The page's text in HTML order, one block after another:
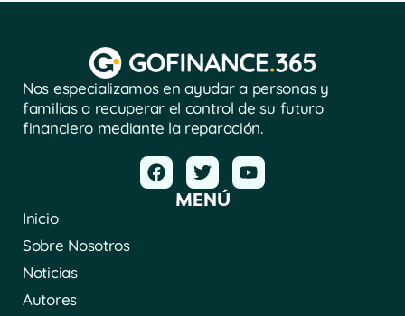
Nos especializamos en ayudar a personas y
familias a recuperar el control de su futuro
financiero mediante la reparación.
MENÚ
Inicio
Sobre Nosotros
Noticias
Autores